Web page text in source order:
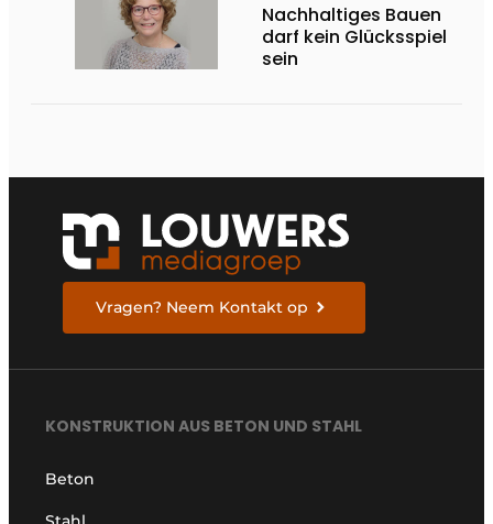
Nachhaltiges Bauen
darf kein Glücksspiel
sein
Vragen? Neem Kontakt op
KONSTRUKTION AUS BETON UND STAHL
Beton